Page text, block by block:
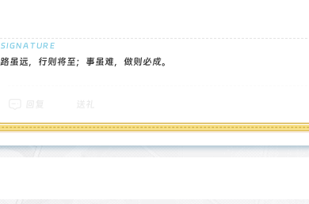
路虽远，行则将至；事虽难，做则必成。